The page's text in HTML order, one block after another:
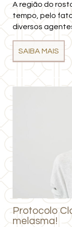
A região do
tempo, pelo
diversos
SAIBA MAIS
Protocolo
melasma!